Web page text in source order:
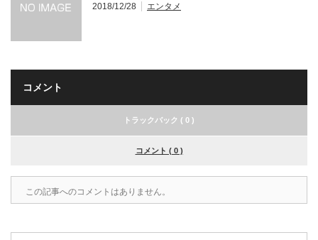
2018/12/28 エンタメ
コメント
トラックバック ( 0 )
コメント ( 0 )
この記事へのコメントはありません。